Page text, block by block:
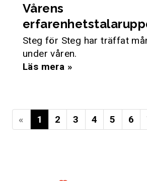
Vårens
Steg för Steg har träffat
under våren.
Läs mera »
« 1 2 3 4 5 6